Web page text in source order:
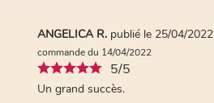
ANGELICA R. publié le 25/04/2022
commande du 14/04/2022
5/5
Un grand succès.